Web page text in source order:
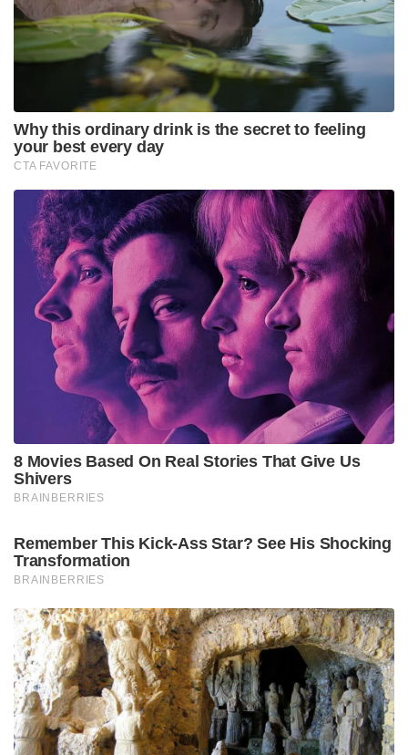
Why this ordinary drink is the secret to feeling
your best every day
CTA FAVORITE
8 Movies Based On Real Stories That Give Us
Shivers
BRAINBERRIES
Remember This Kick-Ass Star? See His Shocking
Transformation
BRAINBERRIES